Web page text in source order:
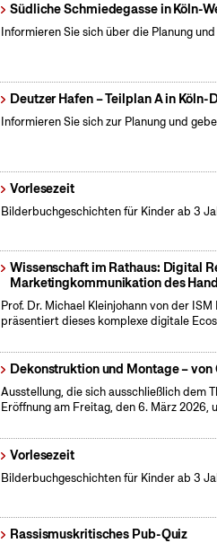
Südliche Schmiedegasse in Köln-
Informieren Sie sich über die Planung
Deutzer Hafen – Teilplan A in Köln-
Informieren Sie sich zur Planung und
Vorlesezeit
Bilderbuchgeschichten für Kinder ab 3
Wissenschaft im Rathaus: Digital
Marketingkommunikation des
Prof. Dr. Michael Kleinjohann von der
präsentiert dieses komplexe digitale
Dekonstruktion und Montage –
Ausstellung, die sich ausschließlich dem
Eröffnung am Freitag, den 6. März 2026,
Vorlesezeit
Bilderbuchgeschichten für Kinder ab 3
Rassismuskritisches Pub-Quiz